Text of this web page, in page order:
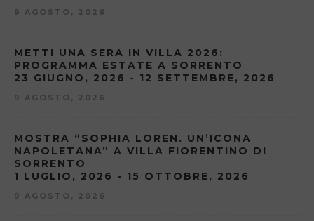
9 AGOSTO, 2026
METTI UNA SERA IN VILLA 2026:
PROGRAMMA ESTATE A SORRENTO
23 GIUGNO, 2026 - 12 SETTEMBRE, 2026
9 AGOSTO, 2026
MOSTRA “SOPHIA LOREN. UN’ICONA
NAPOLETANA” A VILLA FIORENTINO DI
SORRENTO
1 LUGLIO, 2026 - 15 OTTOBRE, 2026
9 AGOSTO, 2026